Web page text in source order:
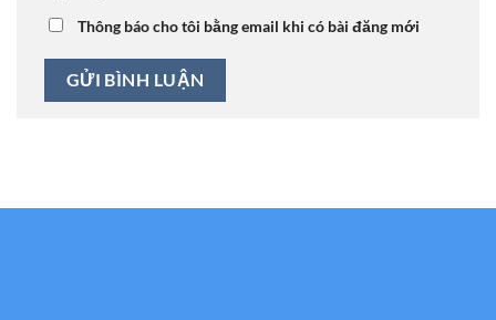
Thông báo cho tôi bằng email khi có bài đăng mới